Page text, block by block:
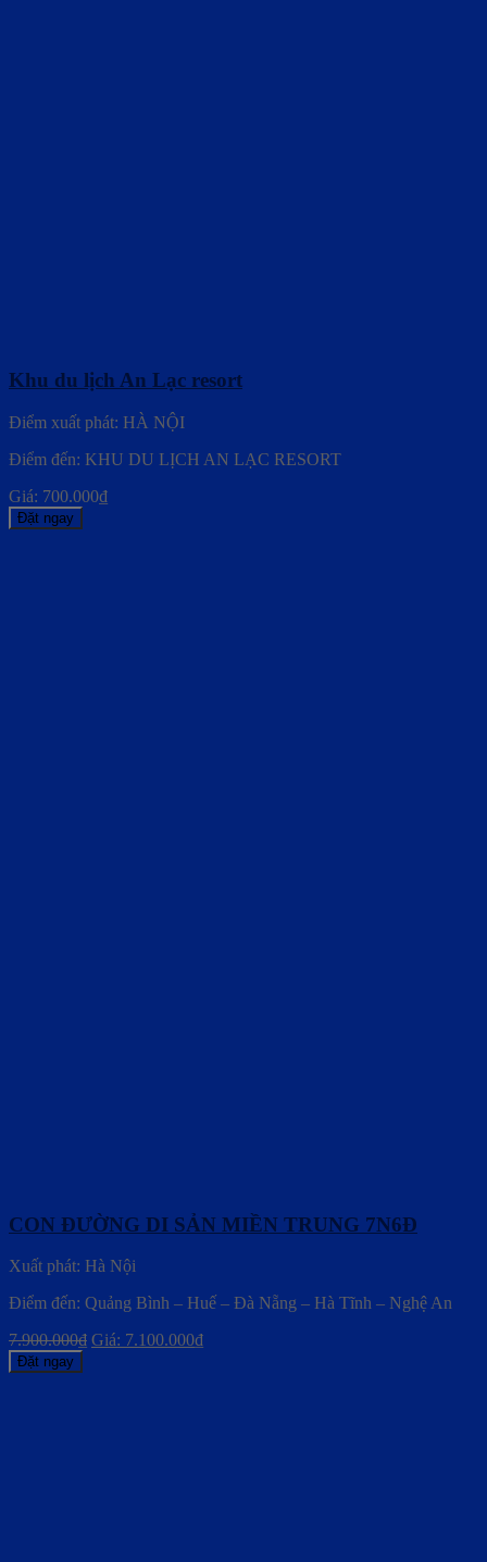
Khu du lịch An Lạc resort
Điểm xuất phát: HÀ NỘI
Điểm đến: KHU DU LỊCH AN LẠC RESORT
Giá: 700.000₫
Đặt ngay
CON ĐƯỜNG DI SẢN MIỀN TRUNG 7N6Đ
Xuất phát: Hà Nội
Điểm đến: Quảng Bình – Huế – Đà Nẵng – Hà Tĩnh – Nghệ An
7.900.000₫ Giá: 7.100.000₫
Đặt ngay